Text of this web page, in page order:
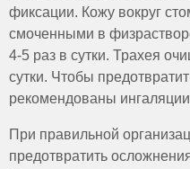
фиксации. Кожу вокруг
смоченными в
4-5 раз в сутки. Трахея
сутки. Чтобы
рекомендованы
При правильной
предотвратить